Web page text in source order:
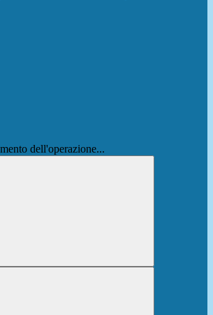
dell'operazione...